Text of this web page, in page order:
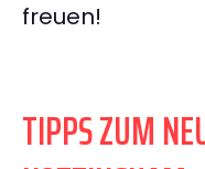
freuen!
TIPPS ZUM